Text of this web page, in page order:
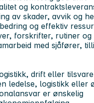
og
av skader, avvik og
og effektiv
forskrifter, rutiner og
med sjåfører,
drift eller
ledelse, logistikk eller
er ønskelig